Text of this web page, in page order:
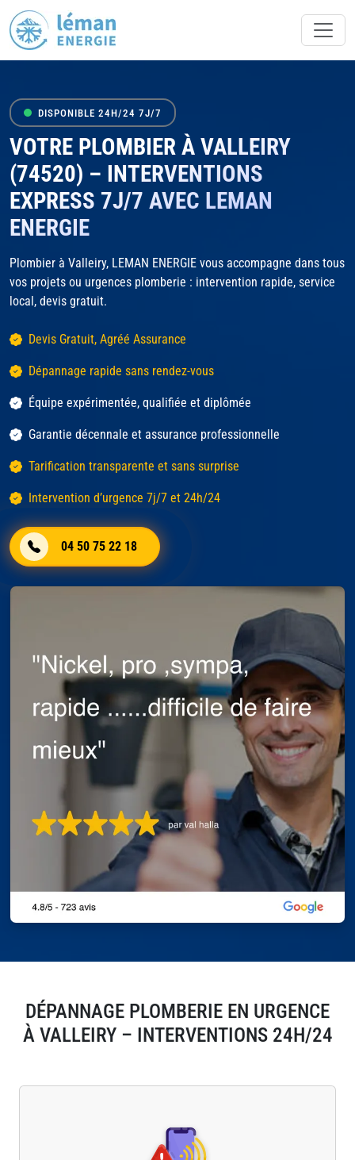
DISPONIBLE 24H/24 7J/7
VOTRE PLOMBIER À VALLEIRY
(74520) – INTERVENTIONS
EXPRESS 7J/7 AVEC LEMAN
ENERGIE
Plombier à Valleiry, LEMAN ENERGIE vous accompagne dans tous
vos projets ou urgences plomberie : intervention rapide, service
local, devis gratuit.
Devis Gratuit, Agréé Assurance
Dépannage rapide sans rendez-vous
Équipe expérimentée, qualifiée et diplômée
Garantie décennale et assurance professionnelle
Tarification transparente et sans surprise
Intervention d’urgence 7j/7 et 24h/24
04 50 75 22 18
DÉPANNAGE PLOMBERIE EN URGENCE
À VALLEIRY – INTERVENTIONS 24H/24